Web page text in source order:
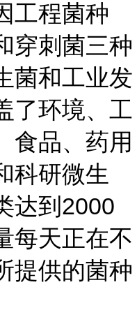
工程菌种
穿刺菌三种
菌和工业发
了环境、工
食品、药用
科研微生
达到2000
每天正在不
提供的菌种